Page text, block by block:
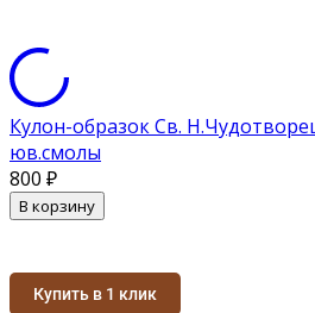
Кулон-образок Св.
юв.смолы
800 ₽
В корзину
Купить в 1 клик